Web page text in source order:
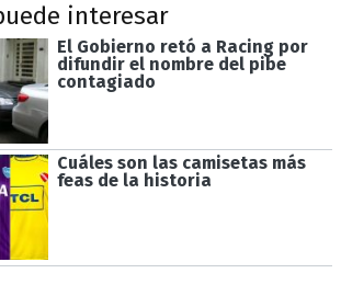
interesar
El Gobierno retó a Racing por
difundir el nombre del pibe
contagiado
Cuáles son las camisetas más
feas de la historia